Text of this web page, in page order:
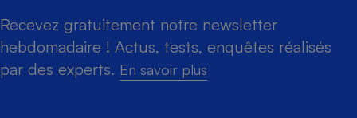
Recevez gratuitement notre newsletter
hebdomadaire ! Actus, tests, enquêtes réalisés
par des experts. En savoir plus